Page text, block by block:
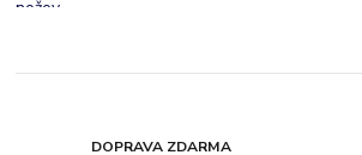
DOPRAVA ZDARMA